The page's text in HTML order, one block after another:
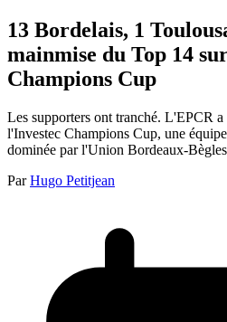
13 Bordelais, 1
mainmise du Top 14
Champions Cup
Les supporters ont tranché. L'EPCR
l'Investec Champions Cup, une
dominée par l'Union Bordeaux-
Par Hugo Petitjean